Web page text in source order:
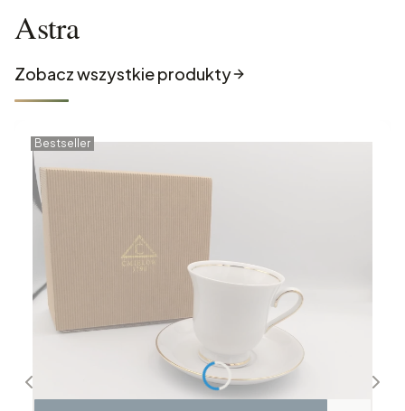
Astra
Zobacz wszystkie produkty
Bestseller